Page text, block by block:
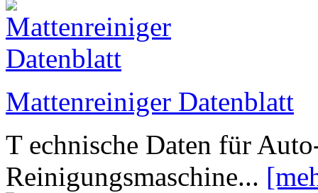
Mattenreiniger Datenblatt
T echnische Daten für
Reinigungsmaschine...